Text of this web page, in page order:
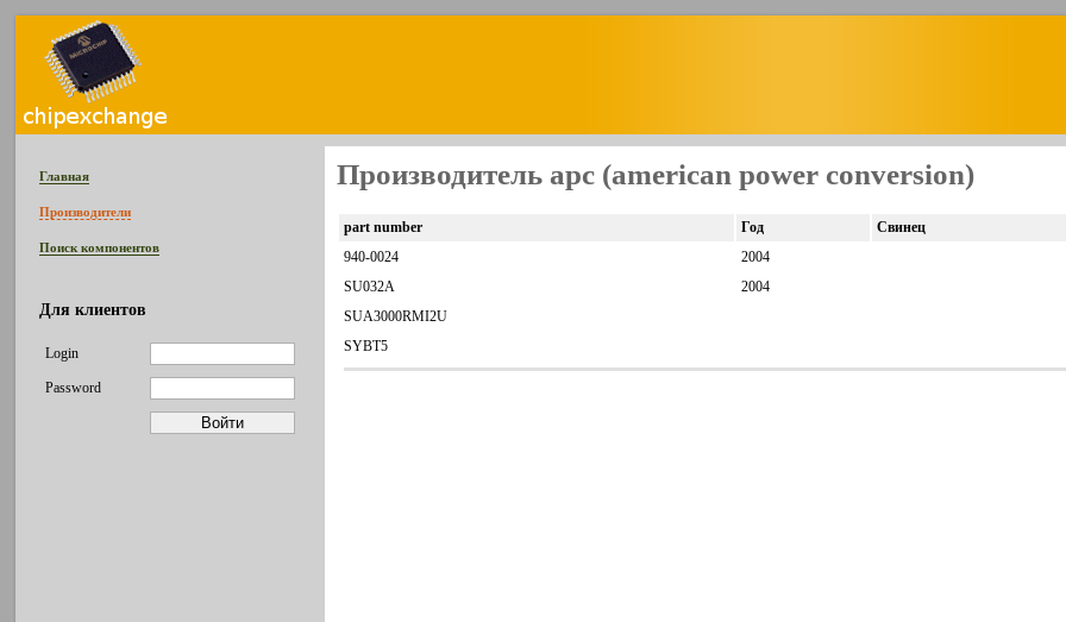
Главная
Производители
Поиск компонентов
Для клиентов
Login
Password
Производитель apc (american power conversion)
part number Год Свинец
940-0024
2004
SU032A
2004
SUA3000RMI2U
SYBT5